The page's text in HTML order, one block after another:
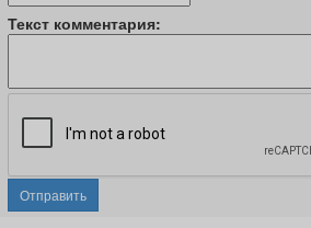
Текст комментария:
Отправить